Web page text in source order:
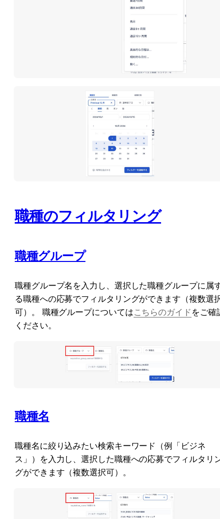
職種のフィルタリング
職種グループ
職種グループ名を入力し、選択した職種グループに属
る職種への応募でフィルタリングができます（複数選
可）。 職種グループについてはこちらのガイド をご確
ください。
職種名
職種名に絞り込みたい検索キーワード（例「ビジネ
ス」）を入力し、選択した職種への応募でフィルタリ
グができます（複数選択可）。